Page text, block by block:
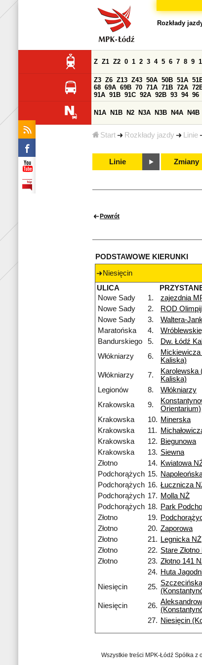
Start Rozkłady jazdy Linie
Rozkłady
Z Z1 Z2 0 1 2 3 4 5 6 7 8 9
Z3 Z6 Z13 Z43 50A 50B 51A
68 69A 69B 70 71A 71B 72A
91A 91B 91C 92A 92B 93 94 96
N1A N1B N2 N3A N3B N4A N4B
Linie Zmiany
Powrót
PODSTAWOWE KIERUNKI
Niesięcin
ULICA
Nowe Sady
1. zajezdnia
Nowe Sady
2. ROD
Nowe Sady
3. Waltera-
Maratońska
4.
Bandurskiego
5. Dw. Łódź
Włókniarzy
6.
Mickiewicza
Kaliska)
Włókniarzy 7.
Karolewska
Kaliska)
Legionów 8. Włókniarzy
Krakowska
9.
Orientarium)
Krakowska 10. Minerska
Krakowska
11.
Krakowska
12. Biegunowa
Krakowska
13. Siewna
Złotno
14. Kwiatowa
Podchorążych 15.
Podchorążych 16. Łucznicza
Podchorążych 17. Molla NŻ
Podchorążych 18. Park
Złotno
19.
Złotno
20. Zaporowa
Złotno
21. Legnicka NŻ
Złotno
22. Stare Złotno
Złotno
23. Złotno 141
24. Huta
Niesięcin
25.
Niesięcin
26.
27. Niesięcin
Wszystkie treści MPK-Łódź Spółka